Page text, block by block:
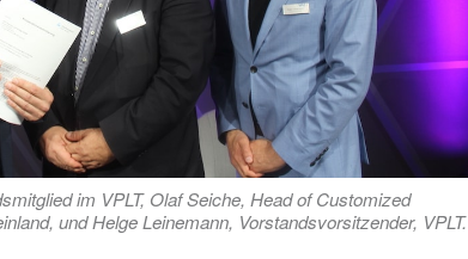
im VPLT, Olaf Seiche, Head of Customized
und Helge Leinemann, Vorstandsvorsitzender, VPLT.